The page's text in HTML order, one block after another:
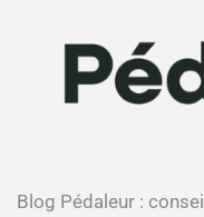
Blog Pédaleur :